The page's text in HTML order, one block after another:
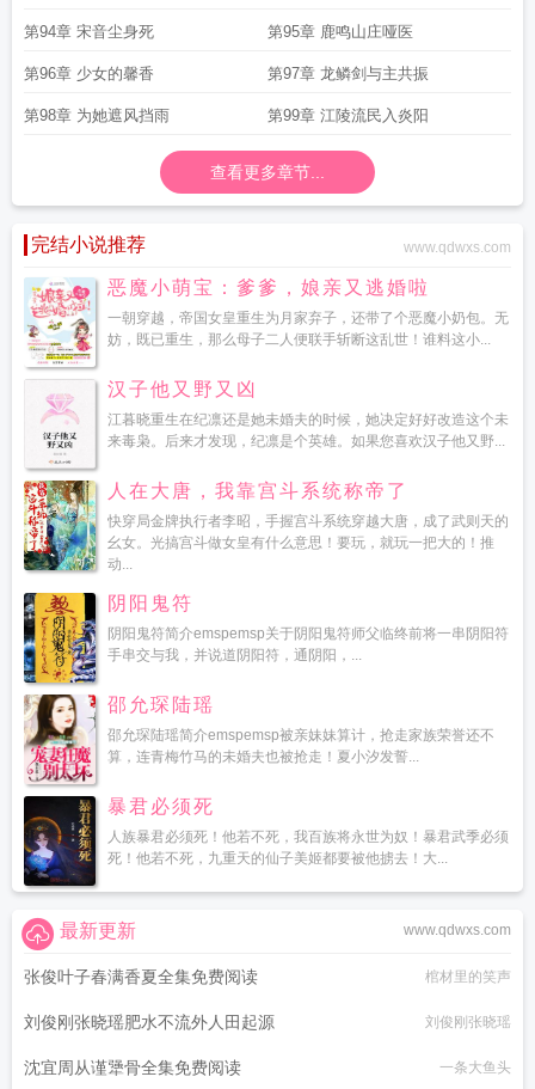
第94章 宋音尘身死 第95章 鹿鸣山庄哑医
第96章 少女的馨香 第97章 龙鳞剑与主共振
第98章 为她遮风挡雨 第99章 江陵流民入炎阳
查看更多章节...
完结小说推荐 www.qdwxs.com
恶魔小萌宝：爹爹，娘亲又逃婚啦
一朝穿越，帝国女皇重生为月家弃子，还带了个恶魔小奶包。无
妨，既已重生，那么母子二人便联手斩断这乱世！谁料这小...
汉子他又野又凶
江暮晓重生在纪凛还是她未婚夫的时候，她决定好好改造这个未
来毒枭。后来才发现，纪凛是个英雄。如果您喜欢汉子他又野...
人在大唐，我靠宫斗系统称帝了
快穿局金牌执行者李昭，手握宫斗系统穿越大唐，成了武则天的
幺女。光搞宫斗做女皇有什么意思！要玩，就玩一把大的！推
动...
阴阳鬼符
阴阳鬼符简介emspemsp关于阴阳鬼符师父临终前将一串阴阳符
手串交与我，并说道阴阳符，通阴阳，...
邵允琛陆瑶
邵允琛陆瑶简介emspemsp被亲妹妹算计，抢走家族荣誉还不
算，连青梅竹马的未婚夫也被抢走！夏小汐发誓...
暴君必须死
人族暴君必须死！他若不死，我百族将永世为奴！暴君武季必须
死！他若不死，九重天的仙子美姬都要被他掳去！大...
www.qdwxs.com
最新更新
张俊叶子春满香夏全集免费阅读 棺材里的笑声
刘俊刚张晓瑶肥水不流外人田起源 刘俊刚张晓瑶
沈宜周从谨犟骨全集免费阅读 一条大鱼头